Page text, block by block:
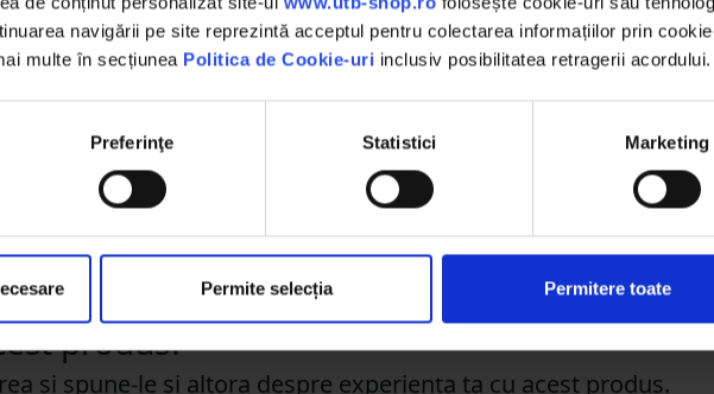
navigării pe site reprezintă acceptul pentru colectarea informațiilor prin
multe în secțiunea Politica de Cookie-uri inclusiv posibilitatea retragerii acordului.
Preferinţe Statistici Marketing
Permite selecția Permitere toate
DESCHIDERE COLET
împreună cu șoferul înainte de a
Livrăm
în
produs?
și spune-le și altora despre experiența ta cu acest produs.